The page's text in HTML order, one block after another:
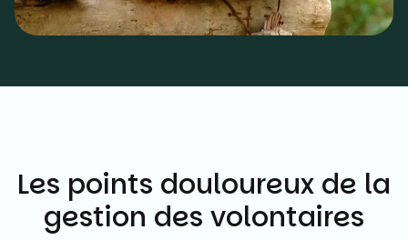
Les points douloureux de la
gestion des volontaires